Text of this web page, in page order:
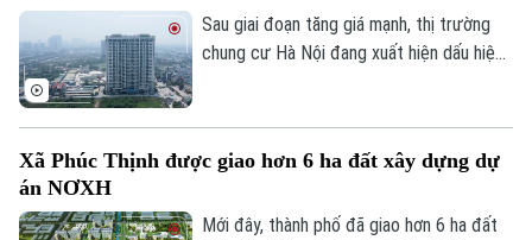
Sau giai đoạn tăng giá mạnh, thị trường
chung cư Hà Nội đang xuất hiện dấu hiệu
Xã Phúc Thịnh được giao hơn 6 ha đất xây dựng dự
án NƠXH
Mới đây, thành phố đã giao hơn 6 ha đất